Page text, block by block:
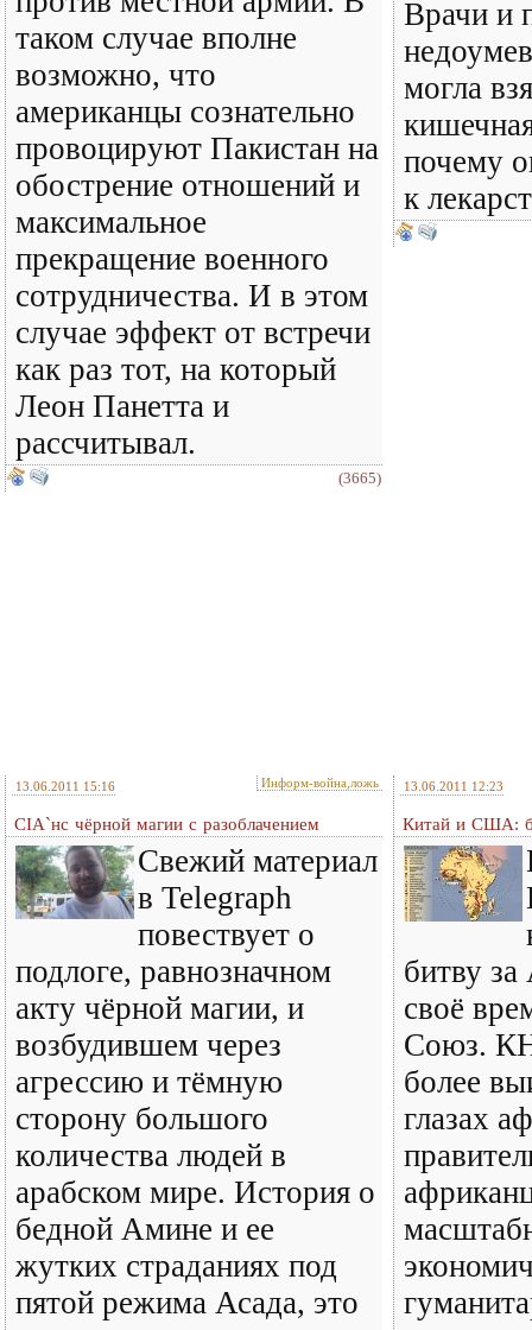
таком случае вполне
возможно, что
американцы сознательно
провоцируют Пакистан на
обострение отношений и
максимальное
прекращение военного
сотрудничества. И в этом
случае эффект от встречи
как раз тот, на который
Леон Панетта и
рассчитывал.
(3665)
Врачи и
могла
почему
к
13.06.2011 15:16 Информ-война,ложь
CIA`нс чёрной магии с разоблачением
Свежий материал
в Telegraph
повествует о
подлоге, равнозначном
акту чёрной магии, и
возбудившем через
агрессию и тёмную
сторону большого
количества людей в
арабском мире. История о
бедной Амине и ее
жутких страданиях под
пятой режима Асада, это
13.06.2011 12:23
Китай и США:
битву
своё
Союз.
более
глазах